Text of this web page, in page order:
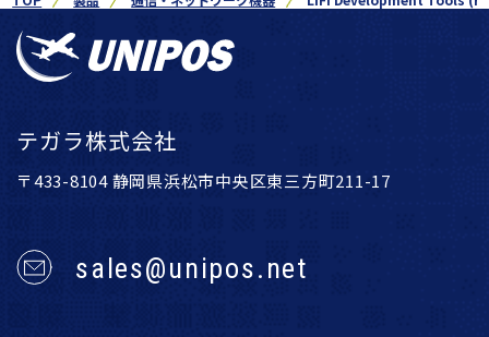
テガラ株式会社
〒433-8104 静岡県浜松市中央区東三方町211-17
sales@unipos.net